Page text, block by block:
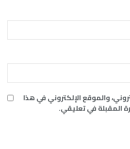
والموقع الإلكتروني في هذا
المقبلة في تعليقي.